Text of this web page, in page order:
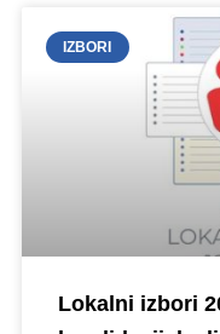
IZBORI
Lokalni izbori